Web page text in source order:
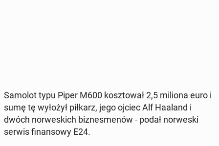
Samolot typu Piper M600 kosz­to­wał 2,5 miliona euro i
sumę tę wyłożył piłkarz, jego ojciec Alf Haaland i
dwóch nor­we­skich biz­nes­me­nów - podał nor­we­ski
serwis fi­nan­so­wy E24.